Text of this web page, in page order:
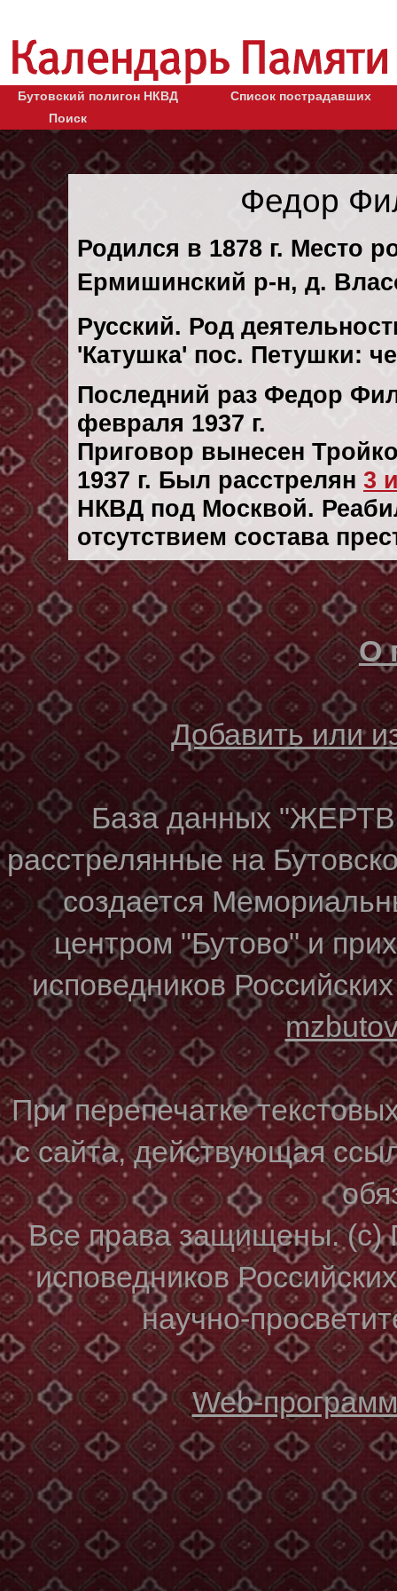
Бутовский полигон НКВД
Список пострадавших
Поиск
Федор
Родился в 1878 г. Место
Ермишинский р-н, д.
Русский. Род
'Катушка' пос. Петушки:
Последний раз Федор
февраля 1937 г.
Приговор вынесен
1937 г. Был расстрелян 3
НКВД под Москвой.
отсутствием состава
О
Добавить или
База данных
расстрелянные на
создается
центром "Бутово" и
исповедников
При перепечатке
с сайта, действующая
Все права защищены. (с)
исповедников
научно-
Web-